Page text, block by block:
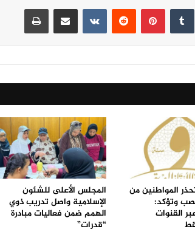
لينكدإن بينتيريست
المواطنين من
وتؤكد:
القنوات
المجلس الأعلى للشئون
الإسلامية واصل تدريب ذوي
الهمم ضمن فعاليات مبادرة
“قدرات”